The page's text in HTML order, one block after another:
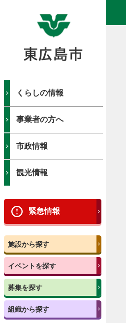
くらしの情報
事業者の方へ
市政情報
観光情報
緊急情報
施設から探す
イベントを探す
募集を探す
組織から探す